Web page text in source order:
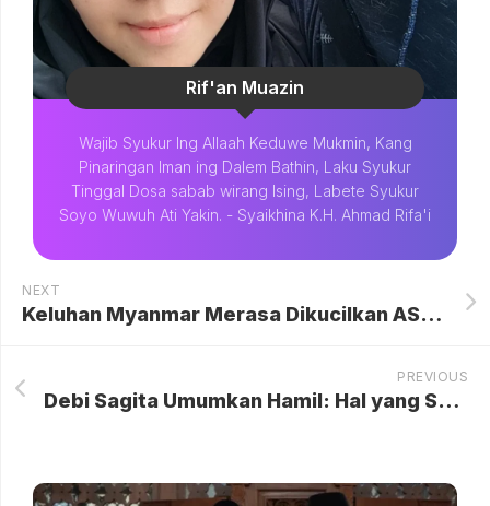
Rif'an Muazin
Wajib Syukur Ing Allaah Keduwe Mukmin, Kang
Pinaringan Iman ing Dalem Bathin, Laku Syukur
Tinggal Dosa sabab wirang Ising, Labete Syukur
Soyo Wuwuh Ati Yakin. - Syaikhina K.H. Ahmad Rifa'i
NEXT
Keluhan Myanmar Merasa Dikucilkan ASEAN
PREVIOUS
Debi Sagita Umumkan Hamil: Hal yang Sangat Ditunggu!